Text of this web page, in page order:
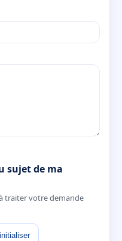
sujet de ma
traiter votre demande